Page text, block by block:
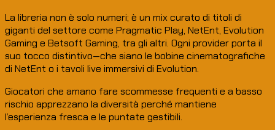
La libreria non è solo numeri; è un mix curato di titoli di
giganti del settore come Pragmatic Play, NetEnt, Evolution
Gaming e Betsoft Gaming, tra gli altri. Ogni provider porta il
suo tocco distintivo—che siano le bobine cinematografiche
di NetEnt o i tavoli live immersivi di Evolution.
Giocatori che amano fare scommesse frequenti e a basso
rischio apprezzano la diversità perché mantiene
l’esperienza fresca e le puntate gestibili.